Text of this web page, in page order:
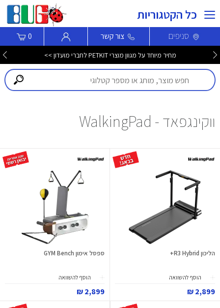
כל הקטגוריות
סניפים צור קשר 0
מחיר מיוחד על מגוון מוצרי PETKIT לחברי מועדון >>
ווקינגפאד - WalkingPad
הליכון R3 Hybrid+
הוסף להשוואה
2,899 ₪
ספסל אימון GYM Bench
הוסף להשוואה
2,899 ₪